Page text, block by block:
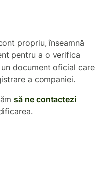
propriu, înseamnă
pentru a o verifica
document oficial care
a companiei.
să ne contactezi